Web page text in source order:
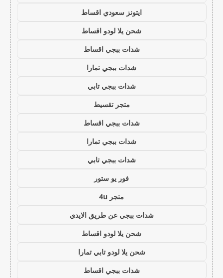
ايتونز سعودي اقساط
شحن يلا لودو اقساط
شدات ببجي اقساط
شدات ببجي تمارا
شدات ببجي تابي
متجر تقسيط
شدات ببجي اقساط
شدات ببجي تمارا
شدات ببجي تابي
فور يو ستور
متجر 4u
شدات ببجي عن طريق الايدي
شحن يلا لودو اقساط
شحن يلا لودو تابي تمارا
شدات ببجي اقساط